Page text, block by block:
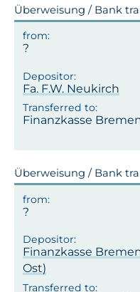
Überweisung / Bank
Fa. F.W. Neukirch
Finanzkasse
Überweisung / Bank
Finanzkasse
Ost)